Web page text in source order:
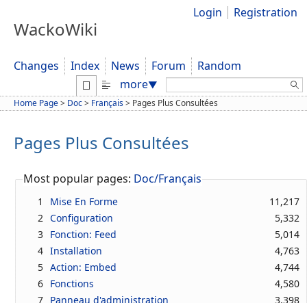
WackoWiki
Login Registration
Changes Index News Forum
Random
more▼ Search:
Home Page> Doc> Français> Pages Plus Consultées
Pages Plus Consultées
Most popular pages: Doc/Français
1 Mise En Forme
11,217
2 Configuration
5,332
3 Fonction: Feed
5,014
4 Installation
4,763
5 Action: Embed
4,744
6 Fonctions
4,580
7 Panneau d'administration
3,398